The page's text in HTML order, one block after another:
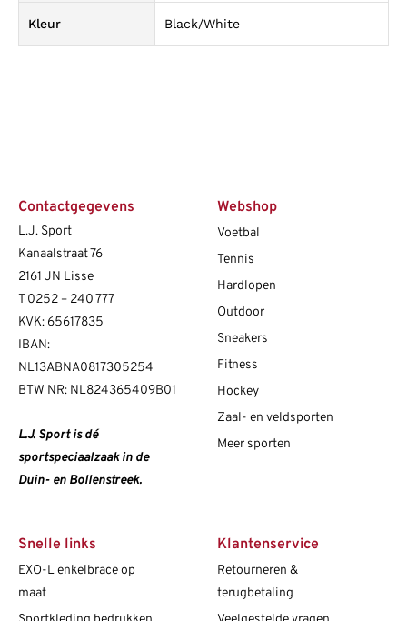
Kleur Black/White
Contactgegevens
L.J. Sport
Kanaalstraat 76
2161 JN Lisse
T 0252 – 240 777
KVK: 65617835
IBAN:
NL13ABNA0817305254
BTW NR: NL824365409B01
L.J. Sport is dé
sportspeciaalzaak in de
Duin- en Bollenstreek.
Webshop
Voetbal
Tennis
Hardlopen
Outdoor
Sneakers
Fitness
Hockey
Zaal- en veldsporten
Meer sporten
Snelle links
EXO-L enkelbrace op
maat
Klantenservice
Retourneren &
terugbetaling